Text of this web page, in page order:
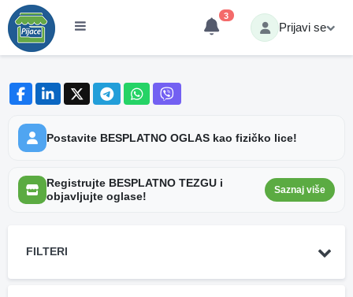
3
Prijavi se
Postavite BESPLATNO OGLAS kao fizičko lice!
Registrujte BESPLATNO TEZGU i
objavljujte oglase!
Saznaj više
FILTERI